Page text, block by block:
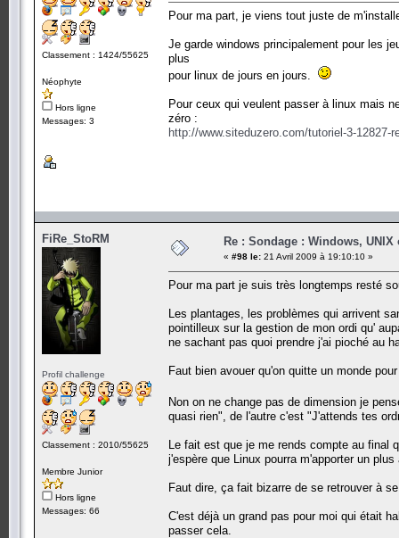
Classement : 1424/55625
Néophyte
Hors ligne
Messages: 3
Pour ma part, je viens tout juste de
Je garde windows principalement pour les
plus
pour linux de jours en jours.
Pour ceux qui veulent passer à linux mais
zéro :
http://www.siteduzero.com/tutoriel-3-12827-
FiRe_StoRM
Profil challenge
Classement : 2010/55625
Membre Junior
Hors ligne
Messages: 66
Re : Sondage : Windows, UNIX
« #98 le: 21 Avril 2009 à 19:10:10 »
Pour ma part je suis très longtemps resté
Les plantages, les problèmes qui arrivent
pointilleux sur la gestion de mon ordi qu'
ne sachant pas quoi prendre j'ai pioché au
Faut bien avouer qu'on quitte un monde
Non on ne change pas de dimension je
quasi rien", de l'autre c'est "J'attends tes
Le fait est que je me rends compte au
j'espère que Linux pourra m'apporter un
Faut dire, ça fait bizarre de se retrouver à
C'est déjà un grand pas pour moi qui était
passer cela.